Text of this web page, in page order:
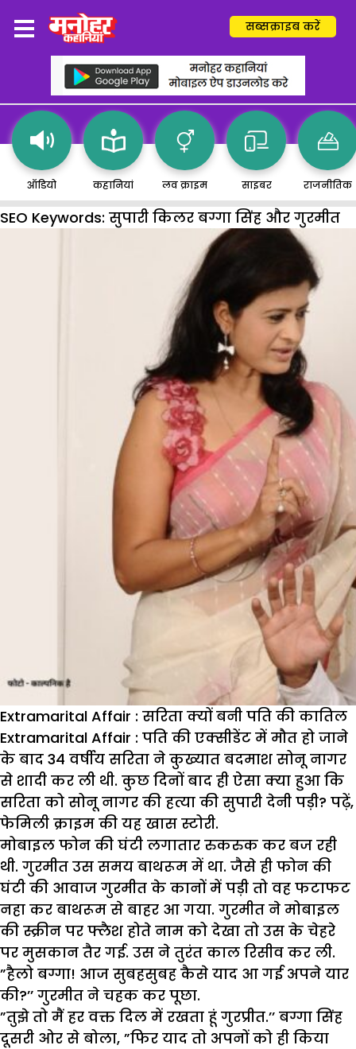
सब्सक्राइब करें
ऑडियो कहानियां लव क्राइम साइबर राजनीतिक
SEO Keywords: सुपारी किलर बग्गा सिंह और गुरमीत
Extramarital Affair : सरिता क्यों बनी पति की कातिल
Extramarital Affair : पति की एक्सीडेंट में मौत हो जाने
के बाद 34 वर्षीय सरिता ने कुख्यात बदमाश सोनू नागर
से शादी कर ली थी. कुछ दिनों बाद ही ऐसा क्या हुआ कि
सरिता को सोनू नागर की हत्या की सुपारी देनी पड़ी? पढ़ें,
फेमिली क्राइम की यह खास स्टोरी.
मोबाइल फोन की घंटी लगातार रुकरुक कर बज रही
थी. गुरमीत उस समय बाथरूम में था. जैसे ही फोन की
घंटी की आवाज गुरमीत के कानों में पड़ी तो वह फटाफट
नहा कर बाथरूम से बाहर आ गया. गुरमीत ने मोबाइल
की स्क्रीन पर फ्लैश होते नाम को देखा तो उस के चेहरे
पर मुसकान तैर गई. उस ने तुरंत काल रिसीव कर ली.
”हैलो बग्गा! आज सुबहसुबह कैसे याद आ गई अपने यार
की?’’ गुरमीत ने चहक कर पूछा.
”तुझे तो मैं हर वक्त दिल में रखता हूं गुरप्रीत.’’ बग्गा सिंह
दूसरी ओर से बोला, ”फिर याद तो अपनों को ही किया